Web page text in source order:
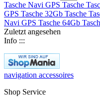
Tasche Navi GPS Tasche
GPS Tasche 32Gb Tasche
Navi GPS Tasche 64Gb
Zuletzt angesehen
Info :::
navigation accessoires
Shop Service